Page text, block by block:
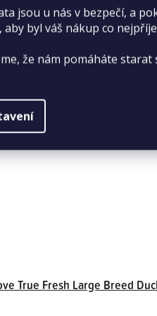
jsou u nás v bezpečí, a
aby byl váš nákup co
že nám pomáháte starat
5
hvězdiček.
True Fresh Large Breed